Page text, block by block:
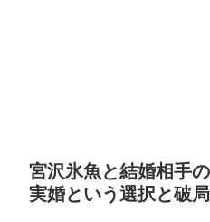
宮沢氷魚と結婚相手
実婚という選択と破